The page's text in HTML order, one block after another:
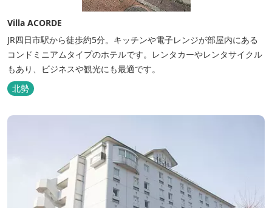
Villa ACORDE
JR四日市駅から徒歩約5分。キッチンや電子レンジが部屋内にある
コンドミニアムタイプのホテルです。レンタカーやレンタサイクル
もあり、ビジネスや観光にも最適です。
北勢